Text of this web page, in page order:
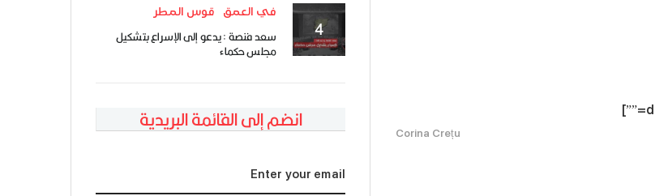
Corina Crețu
في العمق قوس المطر
سعد فنصة : يدعو إلى الإسراع بتشكيل
مجلس حكماء
انضم إلى القائمة البريدية